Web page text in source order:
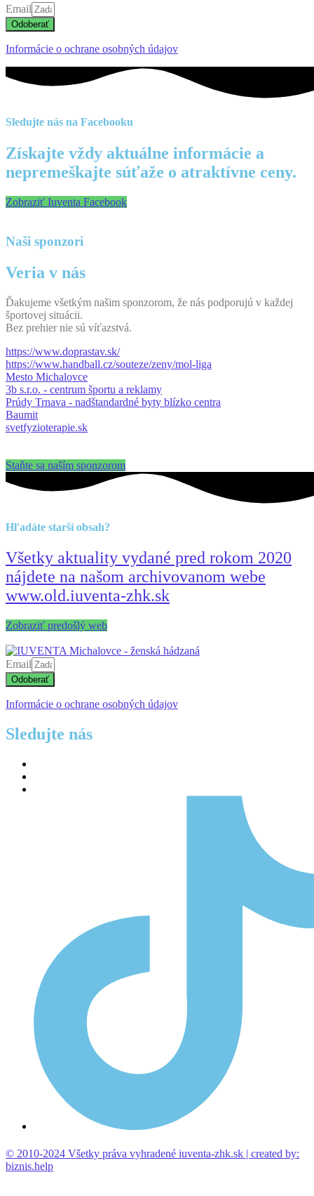
Email
Odoberať
Informácie o ochrane osobných údajov
Sledujte nás na Facebooku
Získajte vždy aktuálne informácie a
nepremeškajte súťaže o atraktívne ceny.
Zobraziť Iuventa Facebook
Naši sponzori
Veria v nás
Ďakujeme všetkým našim sponzorom, že nás podporujú v každej
športovej situácii.
Bez prehier nie sú víťazstvá.
https://www.doprastav.sk/
https://www.handball.cz/souteze/zeny/mol-liga
Mesto Michalovce
3b s.r.o. - centrum športu a reklamy
Prúdy Trnava - nadštandardné byty blízko centra
Baumit
svetfyzioterapie.sk
Staňte sa naším sponzorom
Hľadáte starší obsah?
Všetky aktuality vydané pred rokom 2020
nájdete na našom archivovanom webe
www.old.iuventa-zhk.sk
Zobraziť predošlý web
Email
Odoberať
Informácie o ochrane osobných údajov
Sledujte nás
© 2010-2024 Všetky práva vyhradené iuventa-zhk.sk | created by:
biznis.help